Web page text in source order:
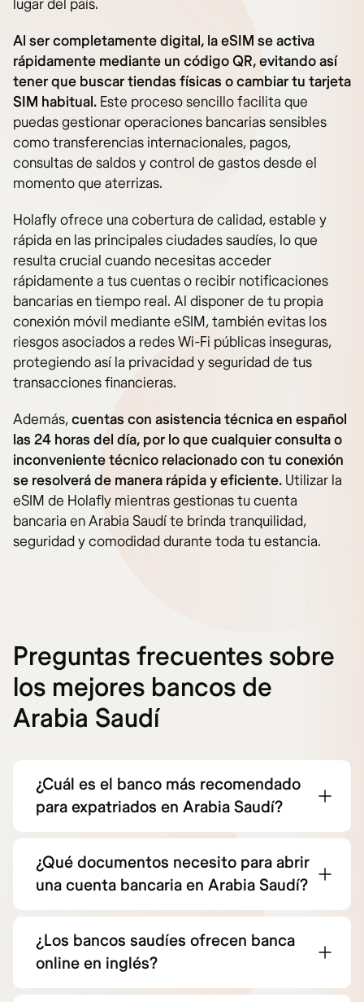
lugar del país.
Al ser completamente digital, la eSIM se activa
rápidamente mediante un código QR, evitando así
tener que buscar tiendas físicas o cambiar tu tarjeta
SIM habitual. Este proceso sencillo facilita que
puedas gestionar operaciones bancarias sensibles
como transferencias internacionales, pagos,
consultas de saldos y control de gastos desde el
momento que aterrizas.
Holafly ofrece una cobertura de calidad, estable y
rápida en las principales ciudades saudíes, lo que
resulta crucial cuando necesitas acceder
rápidamente a tus cuentas o recibir notificaciones
bancarias en tiempo real. Al disponer de tu propia
conexión móvil mediante eSIM, también evitas los
riesgos asociados a redes Wi-Fi públicas inseguras,
protegiendo así la privacidad y seguridad de tus
transacciones financieras.
Además,cuentas con asistencia técnica en español
las 24 horas del día, por lo que cualquier consulta o
inconveniente técnico relacionado con tu conexión
se resolverá de manera rápida y eficiente. Utilizar la
eSIM de Holafly mientras gestionas tu cuenta
bancaria en Arabia Saudí te brinda tranquilidad,
seguridad y comodidad durante toda tu estancia.
Preguntas frecuentes sobre
los mejores bancos de
Arabia Saudí
¿Cuál es el banco más recomendado
para expatriados en Arabia Saudí?
¿Qué documentos necesito para abrir
una cuenta bancaria en Arabia Saudí?
¿Los bancos saudíes ofrecen banca
online en inglés?